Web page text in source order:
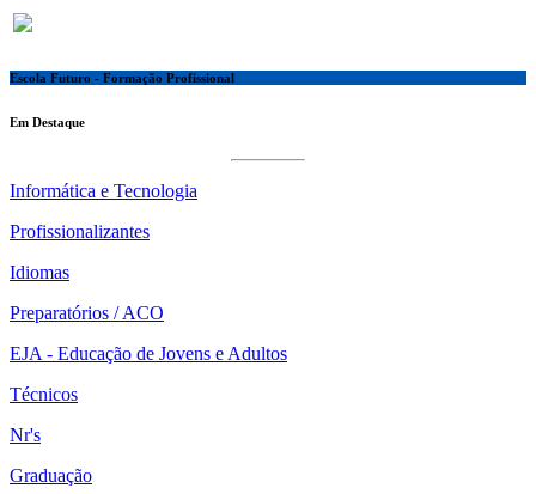
Escola Futuro - Formação Profissional
Em Destaque
Informática e Tecnologia
Profissionalizantes
Idiomas
Preparatórios / ACO
EJA - Educação de Jovens e Adultos
Técnicos
Nr's
Graduação